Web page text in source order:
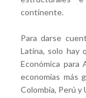
continente.
Para darse
Latina, solo hay
Económica para
economías más
Colombia, Perú y